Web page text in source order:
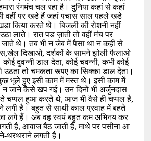
रंगमंच चल रहा है। दुनिया कहां से कहां
वहीं पर खडे हैं जहां पचास साल पहले खडे
किया करते थे। बिजली की रोशनी नहीं
लाते। रात पड ज़ाती तो वहीं मंच पर
जाते थे। तब भी न जेब में पैसा था न कहीं से
,खेल दिखाओ, दर्शकों के सामने झोली फैलाओ
दुवन्नी डाल देता, कोई चवन्नी, कभी कोई
उठता तो चमकता रूपए का सिक्का डाल देता।
भूले हुए इसी काम में मस्त थे। इसी काम में
न जाने कैसे खप गई। उन दिनों भी अर्जुनदास
चप्पल हुआ करते थे, आज भी वैसे ही चप्पल है,
लगी है। बहुत से साथी काल प्रवाह में बहते
लगे हैं। अब वह स्वयं बहुत कम अभिनय कर
है, आवाज बैठ जाती है, माथे पर पसीना आ
थरथराने लगती है।